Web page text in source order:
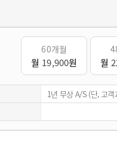
60개월
월 19,900원 월
1년 무상 A/S (단, 고객